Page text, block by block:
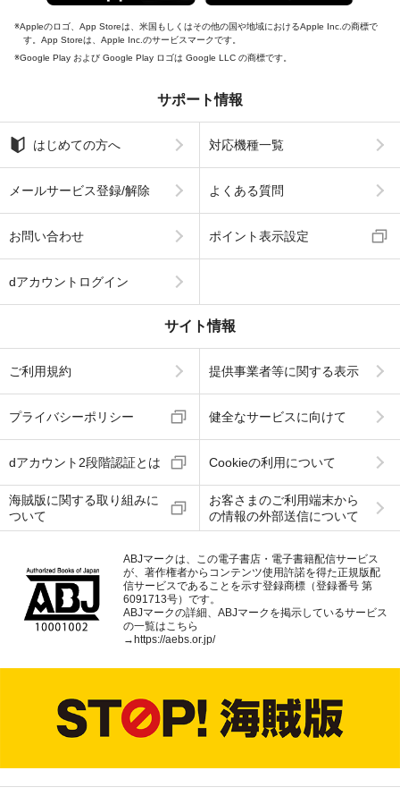
Appleのロゴ、App Storeは、米国もしくはその他の国や地域におけるApple Inc.の商標で
す。App Storeは、Apple Inc.のサービスマークです。
Google Play および Google Play ロゴは Google LLC の商標です。
サポート情報
はじめての方へ 対応機種一覧
メールサービス登録/解除 よくある質問
お問い合わせ ポイント表示設定
dアカウントログイン
サイト情報
ご利用規約 提供事業者等に関する表示
プライバシーポリシー 健全なサービスに向けて
dアカウント2段階認証とは Cookieの利用について
海賊版に関する取り組みに
ついて
お客さまのご利用端末から
の情報の外部送信について
ABJマークは、この電子書店・電子書籍配信サービス
が、著作権者からコンテンツ使用許諾を得た正規版配
信サービスであることを示す登録商標（登録番号 第
6091713号）です。
ABJマークの詳細、ABJマークを掲示しているサービス
の一覧はこちら
→https://aebs.or.jp/